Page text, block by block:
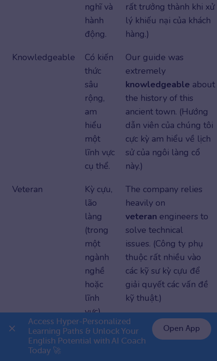
nghĩ và
hành
động.
rất trưởng thành khi xử
lý khiếu nại của khách
hàng.)
Knowledgeable
Có kiến
thức
sâu
rộng,
am
hiểu
một
lĩnh vực
cụ thể.
Our guide was
extremely
knowledgeable about
the history of this
ancient town. (Hướng
dẫn viên của chúng tôi
cực kỳ am hiểu về lịch
sử của ngôi làng cổ
này.)
Veteran
Kỳ cựu,
lão
làng
(trong
một
ngành
nghề
hoặc
lĩnh
vực).
The company relies
heavily on
veteran engineers to
solve technical
issues. (Công ty phụ
thuộc rất nhiều vào
các kỹ sư kỳ cựu để
giải quyết các vấn đề
kỹ thuật.)
Expert
Thành
She provided an
👉 Premium 1 năm chỉ 799K
Access Hyper-Personalized
Learning Paths & Unlock Your
English Potential with AI Coach
Today 🚀
Open App